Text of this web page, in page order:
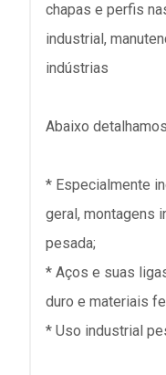
chapas e perfis
industrial,
indústrias
Abaixo
* Especialmente
geral, montagens
pesada;
* Aços e suas
duro e materiais
* Uso industrial